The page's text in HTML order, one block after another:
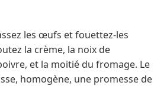
les œufs et fouettez-les
la crème, la noix de
et la moitié du fromage. Le
homogène, une promesse de